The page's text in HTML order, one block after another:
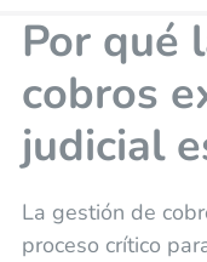
Por qué
cobros
judicial
La gestión de
proceso crítico